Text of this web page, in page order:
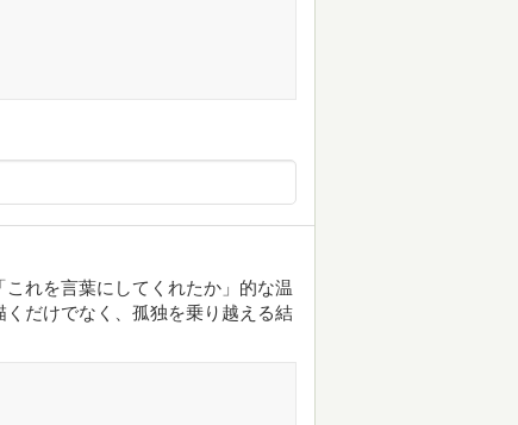
れを言葉にしてくれたか」的な温
だけでなく、孤独を乗り越える結